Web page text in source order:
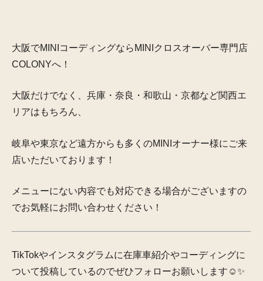
大阪でMINIコーディングなら MINIクロスオーバー専門店
COLONYへ！
大阪だけでなく、兵庫・奈良・和歌山・京都など関西エ
リアはもちろん、
岐阜や東京など遠方からも多くのMINIオーナー様にご来
店いただいております！
メニューにない内容でも対応できる場合がございますの
でお気軽にお問い合わせください！
TikTokやインスタグラムに在庫車紹介やコーディングに
ついて投稿しているのでぜひフォローお願いします☺️✨